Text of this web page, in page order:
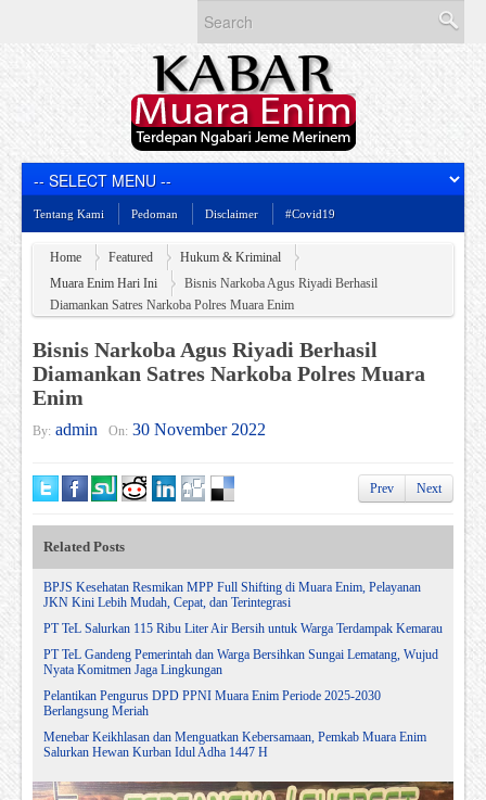
Tentang Kami Pedoman Disclaimer #Covid19
Home Featured
Hukum & Kriminal
Muara Enim Hari Ini
Bisnis Narkoba Agus Riyadi Berhasil
Diamankan Satres Narkoba Polres Muara Enim
Bisnis Narkoba Agus Riyadi Berhasil
Diamankan Satres Narkoba Polres Muara
Enim
By: admin On: 30 November 2022
Prev Next
Related Posts
BPJS Kesehatan Resmikan MPP Full Shifting di Muara Enim, Pelayanan
JKN Kini Lebih Mudah, Cepat, dan Terintegrasi
PT TeL Salurkan 115 Ribu Liter Air Bersih untuk Warga Terdampak Kemarau
PT TeL Gandeng Pemerintah dan Warga Bersihkan Sungai Lematang, Wujud
Nyata Komitmen Jaga Lingkungan
Pelantikan Pengurus DPD PPNI Muara Enim Periode 2025-2030
Berlangsung Meriah
Menebar Keikhlasan dan Menguatkan Kebersamaan, Pemkab Muara Enim
Salurkan Hewan Kurban Idul Adha 1447 H